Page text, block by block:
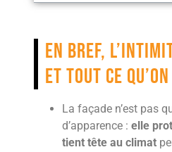
En bref,
et tout ce
La façade n’est pas
d’apparence : elle
tient tête au climat